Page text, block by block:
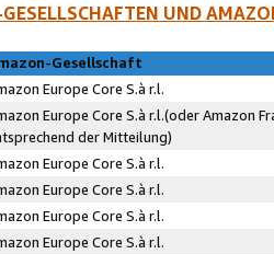
UND
Gesellschaft
Europe Core S.à r.l.
Europe Core S.à r.l.(oder Amazon
der Mitteilung)
Europe Core S.à r.l.
Europe Core S.à r.l.
Europe Core S.à r.l.
Europe Core S.à r.l.